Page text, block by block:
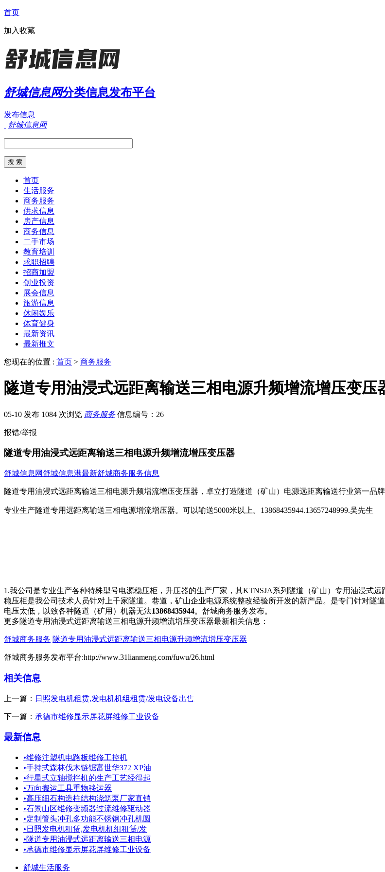
首页
加入收藏
舒城信息网分类信息发布平台
发布信息
舒城信息网
首页
生活服务
商务服务
供求信息
房产信息
商务信息
二手市场
教育培训
求职招聘
招商加盟
创业投资
展会信息
旅游信息
休闲娱乐
体育健身
最新资讯
最新推文
您现在的位置 : 首页 > 商务服务
隧道专用油浸式远距离输送三相电源升频增流增压变压
05-10 发布 1084 次浏览 商务服务 信息编号：26
报错/举报
隧道专用油浸式远距离输送三相电源升频增流增压变压器
舒城信息网舒城信息港最新舒城商务服务信息
隧道专用油浸式远距离输送三相电源升频增流增压变压器，卓立打造隧道（矿山）电源远距离输送行业第一品牌
专业生产隧道专用远距离输送三相电源增流增压器。可以输送5000米以上。13868435944.13657248999.吴先生
1.我公司是专业生产各种特殊型号电源稳压柜，升压器的生产厂家，其KTNSJA系列隧道（矿山）专用油浸式
稳压柜是我公司技术人员针对上千家隧道。巷道，矿山企业电源系统整改经验所开发的新产品。是专门针对
电压太低，以致各种隧道（矿用）机器无法13868435944。舒城商务服务发布。
更多隧道专用油浸式远距离输送三相电源升频增流增压变压器最新相关信息：
舒城商务服务 隧道专用油浸式远距离输送三相电源升频增流增压变压器
舒城商务服务发布平台:http://www.31lianmeng.com/fuwu/26.html
相关信息
上一篇： 日照发电机租赁,发电机机组租赁/发电设备出售
下一篇： 承德市维修显示屏花屏维修工业设备
最新信息
•维修注塑机电路板维修工控机
•手持式森林伐木链锯富世华372 XP油
•行星式立轴搅拌机的生产工艺经得起
•万向搬运工具重物移运器
•高压细石构造柱结构浇筑泵厂家直销
•石景山区维修变频器过流维修驱动器
•定制管头冲孔多功能不锈钢冲孔机圆
• 日照发电机租赁,发电机机组租赁/发
•隧道专用油浸式远距离输送三相电源
•承德市维修显示屏花屏维修工业设备
舒城生活服务